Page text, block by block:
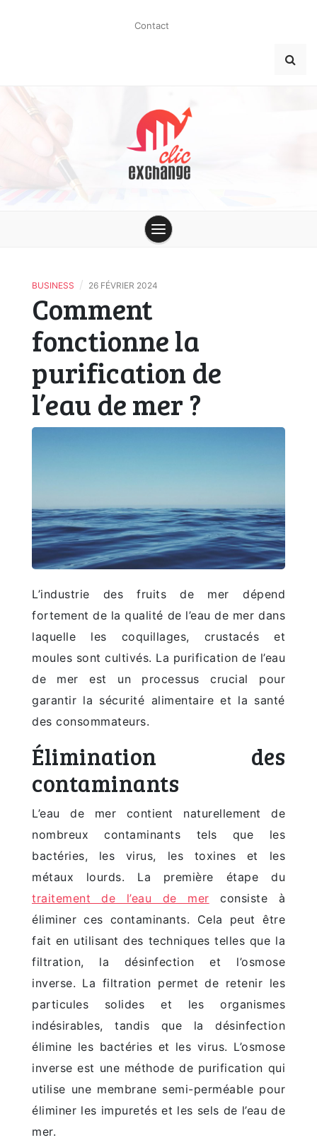
Contact
clic-
BUSINESS / 26 FÉVRIER 2024
Comment
fonctionne la
purification de
l’eau de mer ?
L’industrie des fruits de mer dépend
fortement de la qualité de l’eau de mer dans
laquelle les coquillages, crustacés et
moules sont cultivés. La purification de l’eau
de mer est un processus crucial pour
garantir la sécurité alimentaire et la santé
des consommateurs.
Élimination des
contaminants
L’eau de mer contient naturellement de
nombreux contaminants tels que les
bactéries, les virus, les toxines et les
métaux lourds. La première étape du
traitement de l’eau de mer consiste à
éliminer ces contaminants. Cela peut être
fait en utilisant des techniques telles que la
filtration, la désinfection et l’osmose
inverse. La filtration permet de retenir les
particules solides et les organismes
indésirables, tandis que la désinfection
élimine les bactéries et les virus. L’osmose
inverse est une méthode de purification qui
utilise une membrane semi-perméable pour
éliminer les impuretés et les sels de l’eau de
mer.